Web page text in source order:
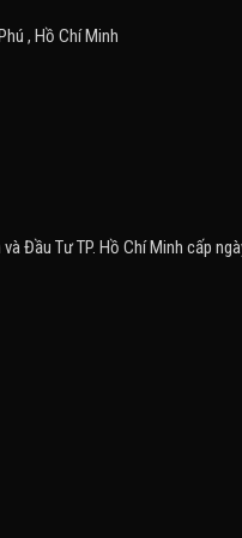
, Hồ Chí Minh
Đầu Tư TP. Hồ Chí Minh cấp